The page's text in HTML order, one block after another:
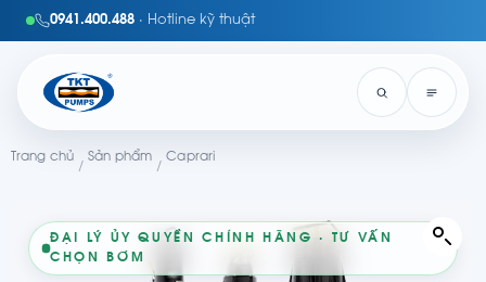
0941.400.488 · Hotline kỹ thuật
Trang chủ
/
Sản phẩm
/
Caprari
ĐẠI LÝ ỦY QUYỀN CHÍNH HÃNG · TƯ VẤN
CHỌN BƠM